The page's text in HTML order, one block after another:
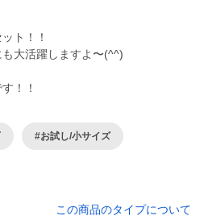
ト！！
大活躍しますよ〜(^^)
！！
#お試し/小サイズ
この商品のタイプについて